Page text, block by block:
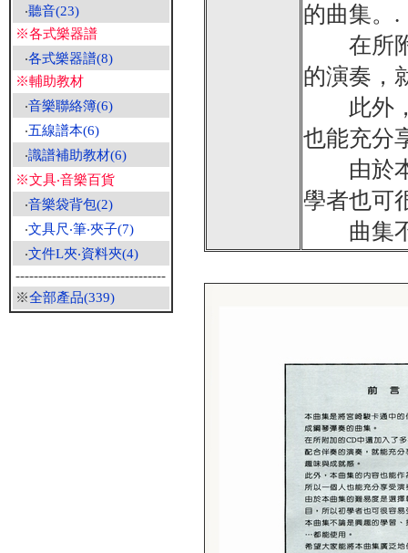
‧聽音(23)
※各式樂器譜
‧各式樂器譜(8)
※輔助教材
‧音樂聯絡簿(6)
‧五線譜本(6)
‧識譜補助教材(6)
※文具‧音樂百貨
‧音樂袋背包(2)
‧文具尺‧筆‧夾子(7)
‧文件L夾‧資料夾(4)
---------------------------------
※全部產品(339)
的曲集。.
在所附
的演奏，
此外，
也能充分
由於本
學者也可
曲集不